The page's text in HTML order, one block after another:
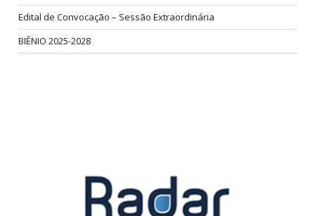
Edital de Convocação – Sessão Extraordinária
BIÊNIO 2025-2028